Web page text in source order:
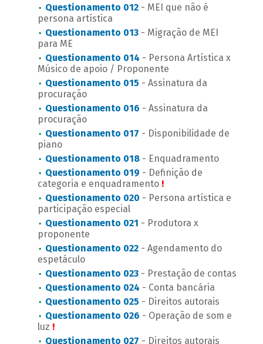
Questionamento 012 - MEI que não é
persona artística
Questionamento 013 - Migração de MEI
para ME
Questionamento 014 - Persona Artística x
Músico de apoio / Proponente
Questionamento 015 - Assinatura da
procuração
Questionamento 016 - Assinatura da
procuração
Questionamento 017 - Disponibilidade de
piano
Questionamento 018 - Enquadramento
Questionamento 019 - Definição de
categoria e enquadramento !
Questionamento 020 - Persona artística e
participação especial
Questionamento 021 - Produtora x
proponente
Questionamento 022 - Agendamento do
espetáculo
Questionamento 023 - Prestação de contas
Questionamento 024 - Conta bancária
Questionamento 025 - Direitos autorais
Questionamento 026 - Operação de som e
luz !
Questionamento 027 - Direitos autorais